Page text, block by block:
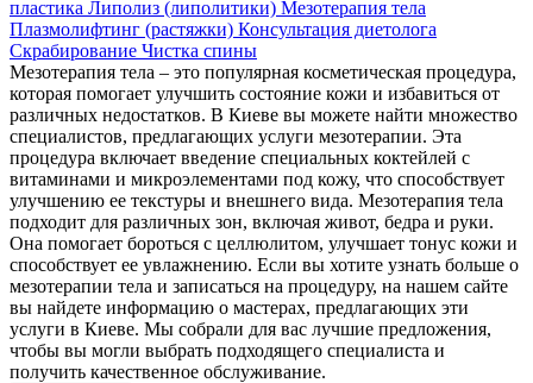
пластика Липолиз (липолитики) Мезотерапия тела
Плазмолифтинг (растяжки) Консультация диетолога
Скрабирование Чистка спины
Мезотерапия тела – это популярная косметическая процедура,
которая помогает улучшить состояние кожи и избавиться от
различных недостатков. В Киеве вы можете найти множество
специалистов, предлагающих услуги мезотерапии. Эта
процедура включает введение специальных коктейлей с
витаминами и микроэлементами под кожу, что способствует
улучшению ее текстуры и внешнего вида. Мезотерапия тела
подходит для различных зон, включая живот, бедра и руки.
Она помогает бороться с целлюлитом, улучшает тонус кожи и
способствует ее увлажнению. Если вы хотите узнать больше о
мезотерапии тела и записаться на процедуру, на нашем сайте
вы найдете информацию о мастерах, предлагающих эти
услуги в Киеве. Мы собрали для вас лучшие предложения,
чтобы вы могли выбрать подходящего специалиста и
получить качественное обслуживание.